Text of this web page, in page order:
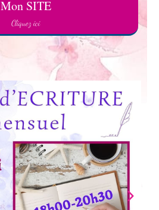
Mon SITE
Cliquez ici